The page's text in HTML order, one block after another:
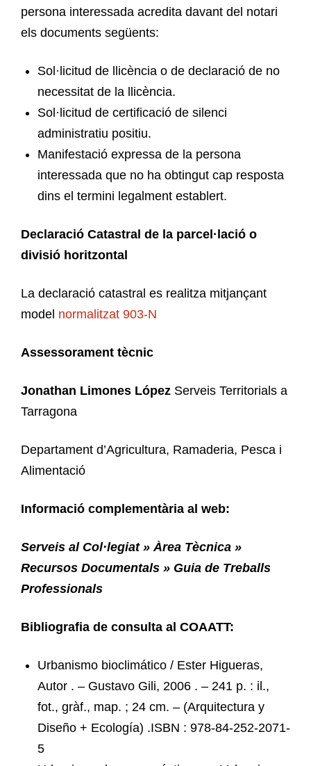
persona interessada acredita davant del notari
els documents següents:
Sol·licitud de llicència o de declaració de no
necessitat de la llicència.
Sol·licitud de certificació de silenci
administratiu positiu.
Manifestació expressa de la persona
interessada que no ha obtingut cap resposta
dins el termini legalment establert.
Declaració Catastral de la parcel·lació o
divisió horitzontal
La declaració catastral es realitza mitjançant
model normalitzat 903-N
Assessorament tècnic
Jonathan Limones López Serveis Territorials a
Tarragona
Departament d’Agricultura, Ramaderia, Pesca i
Alimentació
Informació complementària al web:
Serveis al Col·legiat » Àrea Tècnica »
Recursos Documentals » Guia de Treballs
Professionals
Bibliografia de consulta al COAATT:
Urbanismo bioclimático / Ester Higueras,
Autor . – Gustavo Gili, 2006 . – 241 p. : il.,
fot., gràf., map. ; 24 cm. – (Arquitectura y
Diseño + Ecología) .ISBN : 978-84-252-2071-
5